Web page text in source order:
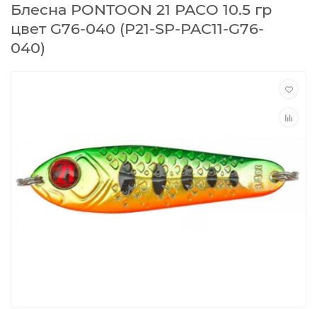
Блесна PONTOON 21 PACO 10.5 гр
цвет G76-040 (P21-SP-PAC11-G76-
040)